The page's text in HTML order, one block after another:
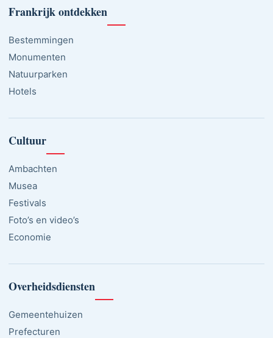
Frankrijk ontdekken
Bestemmingen
Monumenten
Natuurparken
Hotels
Cultuur
Ambachten
Musea
Festivals
Foto’s en video’s
Economie
Overheidsdiensten
Gemeentehuizen
Prefecturen